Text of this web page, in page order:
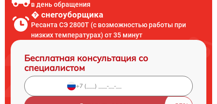
в день обращения
� снегоуборщика
Ресанта СЭ 2800Т (с возможностью работы при
низких температурах) от 35 минут
Бесплатная консультация со
специалистом